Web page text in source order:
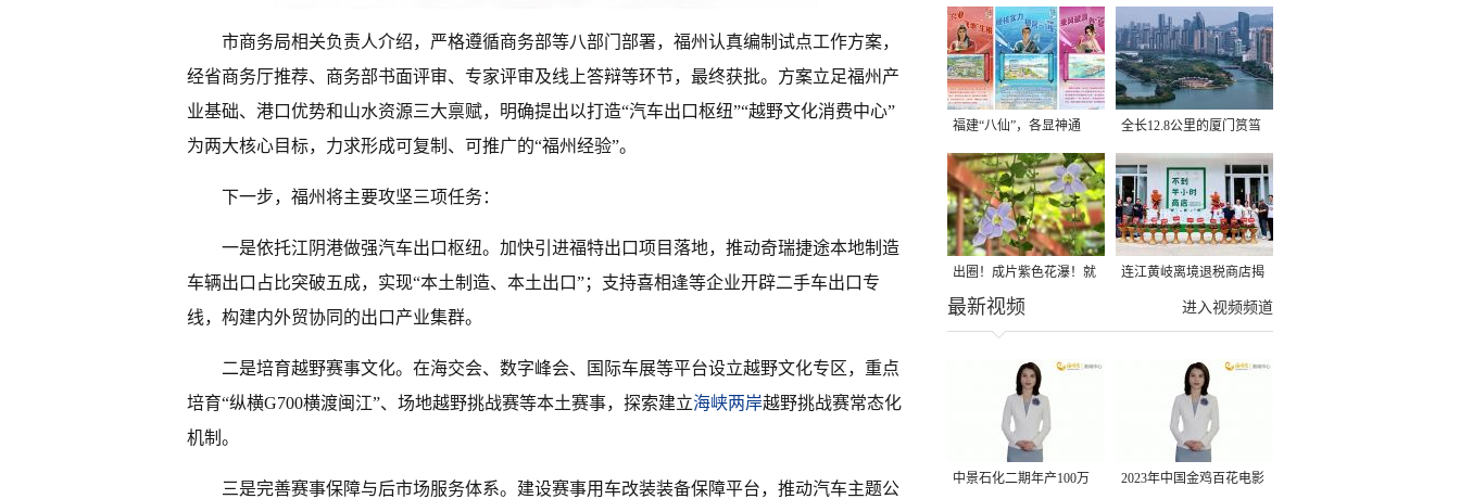
市商务局相关负责人介绍，严格遵循商务部等八部门部署，福州认真编制试点工作方案，
经省商务厅推荐、商务部书面评审、专家评审及线上答辩等环节，最终获批。方案立足福州产
业基础、港口优势和山水资源三大禀赋，明确提出以打造“汽车出口枢纽”“越野文化消费中心”
为两大核心目标，力求形成可复制、可推广的“福州经验”。
下一步，福州将主要攻坚三项任务：
一是依托江阴港做强汽车出口枢纽。加快引进福特出口项目落地，推动奇瑞捷途本地制造
车辆出口占比突破五成，实现“本土制造、本土出口”；支持喜相逢等企业开辟二手车出口专
线，构建内外贸协同的出口产业集群。
二是培育越野赛事文化。在海交会、数字峰会、国际车展等平台设立越野文化专区，重点
培育“纵横G700横渡闽江”、场地越野挑战赛等本土赛事，探索建立海峡两岸越野挑战赛常态化
机制。
三是完善赛事保障与后市场服务体系。建设赛事用车改装装备保障平台，推动汽车主题公
福建“八仙”，各显神通 全长12.8公里的厦门筼筜
湖健身步道全线贯通
出圈！成片紫色花瀑！就
在光明港公园
连江黄岐离境退税商店揭
进入视频频道
最新视频
中景石化二期年产100万 2023年中国金鸡百花电影